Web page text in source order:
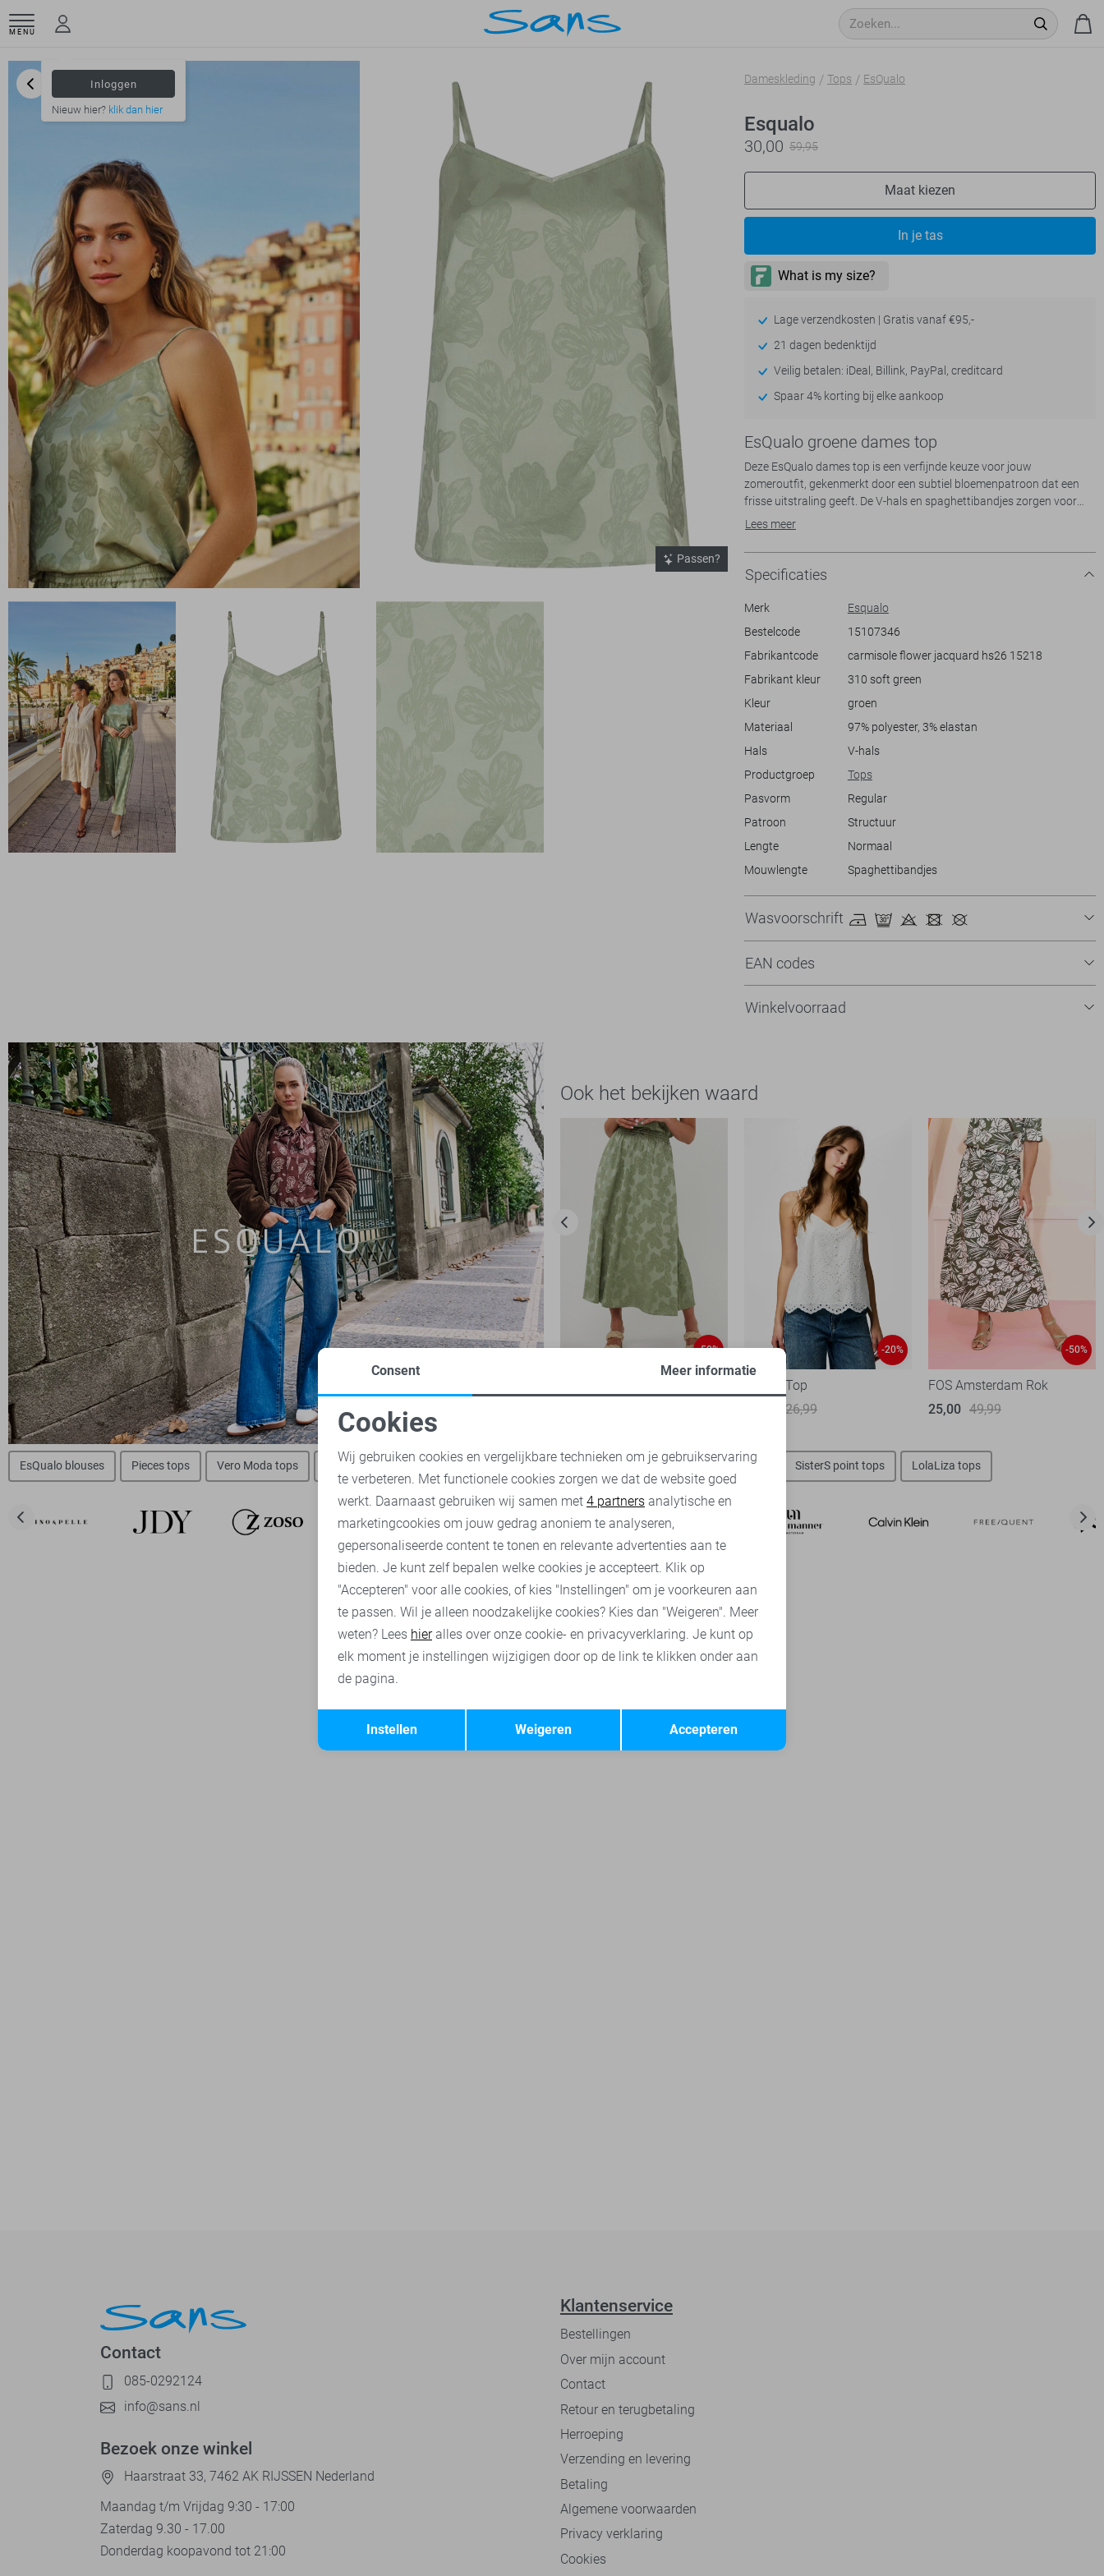
MENU
Inloggen
Nieuw hier? klik dan hier
Passen?
Dameskleding Tops EsQualo
Esqualo
30,00 59,95
Maat kiezen
In je tas
Lage verzendkosten | Gratis vanaf €95,-
21 dagen bedenktijd
Veilig betalen: iDeal, Billink, PayPal, creditcard
Spaar 4% korting bij elke aankoop
EsQualo groene dames top
Deze EsQualo dames top is een verfijnde keuze voor jouw
zomeroutfit, gekenmerkt door een subtiel bloemenpatroon dat een
frisse uitstraling geeft. De V-hals en spaghettibandjes zorgen voor
een luchtige, casual stijl, ideaal voor warme dagen. De mix van 97%
zowel elegantie als bewegingsvrijheid combineert.
Of je nu een middag op het terras doorbrengt of een ontspannen
strandwandeling maakt, deze EsQualo top past perfect bij elke
combineren met zowel jeans als rokken. Met zijn tijdloze design en
veelzijdigheid voeg je moeiteloos een stijlvolle touch toe aan je
kledingkast. Laat de zomer maar komen met deze veelzijdige top die
Lees meer
Specificaties
Merk
Esqualo
Bestelcode
15107346
Fabrikantcode
carmisole flower jacquard hs26 15218
Fabrikant kleur
310 soft green
Kleur
groen
Materiaal
97% polyester, 3% elastan
Hals
V-hals
Productgroep
Tops
Pasvorm
Regular
Patroon
Structuur
Lengte
Normaal
Mouwlengte
Spaghettibandjes
Wasvoorschrift
EAN codes
Winkelvoorraad
Ook het bekijken waard
-50% -20%
Pieces Top
26,99
-50%
FOS Amsterdam Rok
25,00 49,99
EsQualo blouses Pieces tops Vero Moda tops Jacqueline de Yong tops Only tops Vila tops Garcia tops Object tops SisterS point tops LolaLiza tops
Contact
085-0292124
info@sans.nl
Bezoek onze winkel
Haarstraat 33, 7462 AK RIJSSEN Nederland
Maandag t/m Vrijdag 9:30 - 17:00
Zaterdag 9.30 - 17.00
Donderdag koopavond tot 21:00
Klantenservice
Bestellingen
Over mijn account
Contact
Retour en terugbetaling
Herroeping
Verzending en levering
Betaling
Algemene voorwaarden
Privacy verklaring
Cookies
Noodzakelijke cookies
Analytische cookies Marketing cookies
Terug Opslaan
Consent Meer informatie
Cookies
Wij gebruiken cookies en vergelijkbare technieken om je gebruikservaring
te verbeteren. Met functionele cookies zorgen we dat de website goed
werkt. Daarnaast gebruiken wij samen met 4 partners analytische en
marketingcookies om jouw gedrag anoniem te analyseren,
gepersonaliseerde content te tonen en relevante advertenties aan te
bieden. Je kunt zelf bepalen welke cookies je accepteert. Klik op
"Accepteren" voor alle cookies, of kies "Instellingen" om je voorkeuren aan
te passen. Wil je alleen noodzakelijke cookies? Kies dan "Weigeren". Meer
weten? Lees hieralles over onze cookie- en privacyverklaring. Je kunt op
elk moment je instellingen wijzigigen door op de link te klikken onder aan
de pagina.
Accepteren
Weigeren
Instellen